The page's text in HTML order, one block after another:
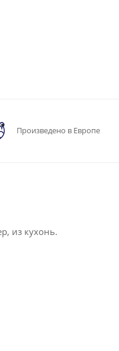
Произведено в Европе
из кухонь.